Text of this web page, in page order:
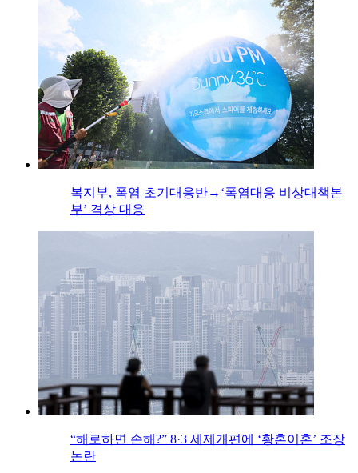
복지부, 폭염 초기대응반→‘폭염대응 비상대책본
부’ 격상 대응
“해로하면 손해?” 8·3 세제개편에 ‘황혼이혼’ 조장
논란